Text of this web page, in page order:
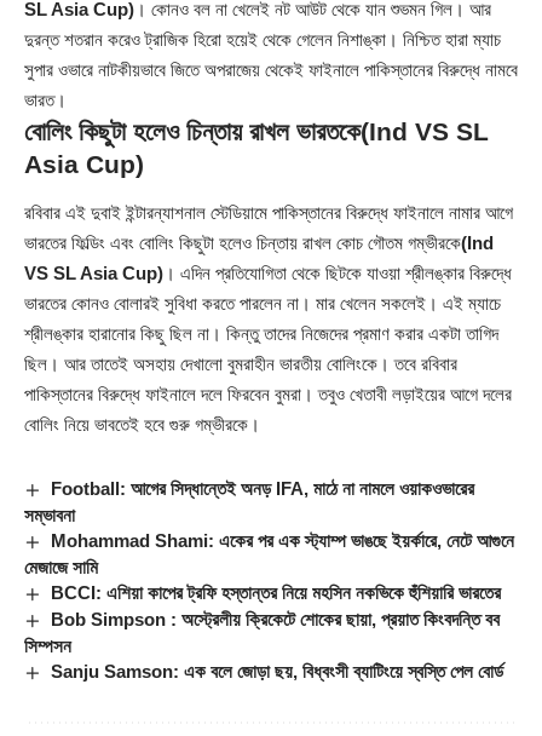
SL Asia Cup) । কোনও বল না খেলেই নট আউট থেকে যান শুভমন গিল। আর
দুরন্ত শতরান করেও ট্রাজিক হিরো হয়েই থেকে গেলেন নিশাঙ্কা। নিশ্চিত হারা ম্যাচ
সুপার ওভারে নাটকীয়ভাবে জিতে অপরাজেয় থেকেই ফাইনালে পাকিস্তানের বিরুদ্ধে নামবে
ভারত।
বোলিং কিছুটা হলেও চিন্তায় রাখল ভারতকে(Ind VS SL
Asia Cup)
রবিবার এই দুবাই ইন্টারন্যাশনাল স্টেডিয়ামে পাকিস্তানের বিরুদ্ধে ফাইনালে নামার আগে
ভারতের ফিল্ডিং এবং বোলিং কিছুটা হলেও চিন্তায় রাখল কোচ গৌতম গম্ভীরকে(Ind
VS SL Asia Cup) । এদিন প্রতিযোগিতা থেকে ছিটকে যাওয়া শ্রীলঙ্কার বিরুদ্ধে
ভারতের কোনও বোলারই সুবিধা করতে পারলেন না। মার খেলেন সকলেই। এই ম্যাচে
শ্রীলঙ্কার হারানোর কিছু ছিল না। কিন্তু তাদের নিজেদের প্রমাণ করার একটা তাগিদ
ছিল। আর তাতেই অসহায় দেখালো বুমরাহীন ভারতীয় বোলিংকে। তবে রবিবার
পাকিস্তানের বিরুদ্ধে ফাইনালে দলে ফিরবেন বুমরা। তবুও খেতাবী লড়াইয়ের আগে দলের
বোলিং নিয়ে ভাবতেই হবে গুরু গম্ভীরকে।
Football: আগের সিদ্ধান্তেই অনড় IFA, মাঠে না নামলে ওয়াকওভারের
সম্ভাবনা
Mohammad Shami: একের পর এক স্ট্যাম্প ভাঙছে ইয়র্কারে, নেটে আগুনে
মেজাজে সামি
BCCI: এশিয়া কাপের ট্রফি হস্তান্তর নিয়ে মহসিন নকভিকে হুঁশিয়ারি ভারতের
Bob Simpson : অস্ট্রেলীয় ক্রিকেটে শোকের ছায়া, প্রয়াত কিংবদন্তি বব
সিম্পসন
Sanju Samson: এক বলে জোড়া ছয়, বিধ্বংসী ব্যাটিংয়ে স্বস্তি পেল বোর্ড